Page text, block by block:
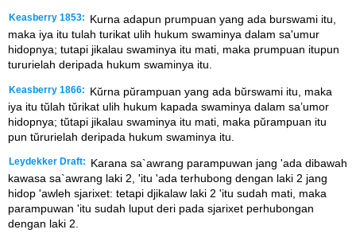
Keasberry 1853:
Kurna adapun prumpuan yang ada burswami itu,
maka iya itu tulah turikat ulih hukum swaminya dalam sa'umur
hidopnya; tutapi jikalau swaminya itu mati, maka prumpuan itupun
tururielah deripada hukum swaminya itu.
Keasberry 1866:
Kŭrna pŭrampuan yang ada bŭrswami itu, maka
iya itu tŭlah tŭrikat ulih hukum kapada swaminya dalam sa’umor
hidopnya; tŭtapi jikalau swaminya itu mati, maka pŭrampuan itu
pun tŭrurielah deripada hukum swaminya itu.
Leydekker Draft:
Karana sa`awrang parampuwan jang 'ada dibawah
kawasa sa`awrang laki 2, 'itu 'ada terhubong dengan laki 2 jang
hidop 'awleh sjarixet: tetapi djikalaw laki 2 'itu sudah mati, maka
parampuwan 'itu sudah luput deri pada sjarixet perhubongan
dengan laki 2.